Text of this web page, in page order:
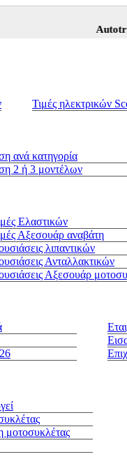
Τιμές ηλεκτρικών
ανά κατηγορία
2 ή 3 μοντέλων
Ελαστικών
Αξεσουάρ αναβάτη
λιπαντικών
Ανταλλακτικών
Αξεσουάρ